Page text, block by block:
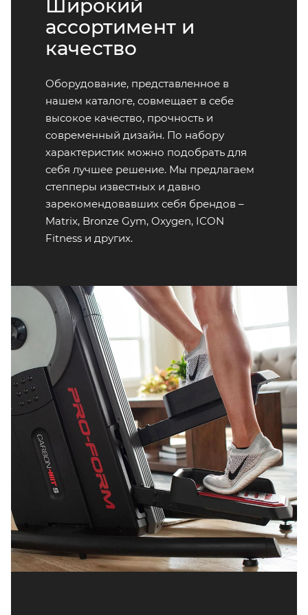
Широкий
ассортимент и
качество
Оборудование, представленное в
нашем каталоге, совмещает в себе
высокое качество, прочность и
современный дизайн. По набору
характеристик можно подобрать для
себя лучшее решение. Мы предлагаем
степперы известных и давно
зарекомендовавших себя брендов –
Matrix, Bronze Gym, Oxygen, ICON
Fitness и других.